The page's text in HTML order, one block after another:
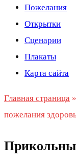
Пожелания
Открытки
Сценарии
Плакаты
Карта сайта
Главная страница »
пожелания